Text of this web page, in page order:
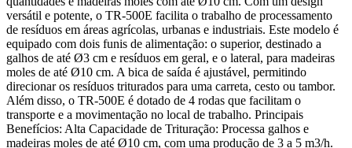
versátil e potente, o TR-500E facilita o trabalho de processamento
de resíduos em áreas agrícolas, urbanas e industriais. Este modelo é
equipado com dois funis de alimentação: o superior, destinado a
galhos de até Ø3 cm e resíduos em geral, e o lateral, para madeiras
moles de até Ø10 cm. A bica de saída é ajustável, permitindo
direcionar os resíduos triturados para uma carreta, cesto ou tambor.
Além disso, o TR-500E é dotado de 4 rodas que facilitam o
transporte e a movimentação no local de trabalho. Principais
Benefícios: Alta Capacidade de Trituração: Processa galhos e
madeiras moles de até Ø10 cm, com uma produção de 3 a 5 m3/h.